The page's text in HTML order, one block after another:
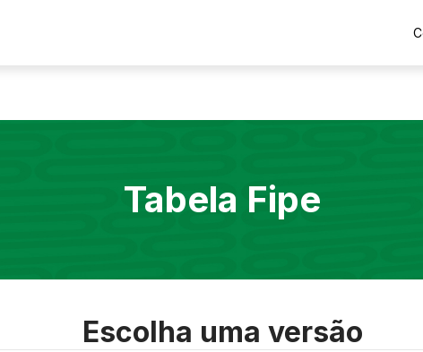
Tabela Fipe
Escolha uma versão